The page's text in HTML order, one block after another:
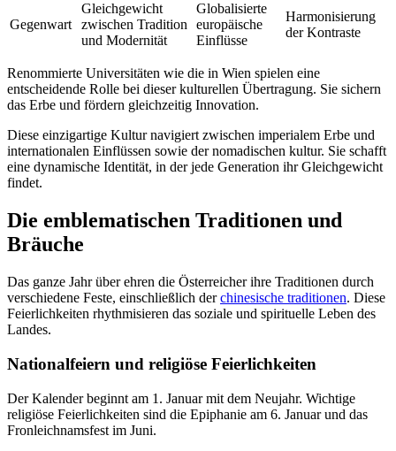
Gegenwart
Gleichgewicht
zwischen Tradition
und Modernität
Globalisierte
europäische
Einflüsse
Harmonisierung
der Kontraste
Renommierte Universitäten wie die in Wien spielen eine
entscheidende Rolle bei dieser kulturellen Übertragung. Sie sichern
das Erbe und fördern gleichzeitig Innovation.
Diese einzigartige Kultur navigiert zwischen imperialem Erbe und
internationalen Einflüssen sowie der nomadischen kultur. Sie schafft
eine dynamische Identität, in der jede Generation ihr Gleichgewicht
findet.
Die emblematischen Traditionen und
Bräuche
Das ganze Jahr über ehren die Österreicher ihre Traditionen durch
verschiedene Feste, einschließlich derchinesische traditionen. Diese
Feierlichkeiten rhythmisieren das soziale und spirituelle Leben des
Landes.
Nationalfeiern und religiöse Feierlichkeiten
Der Kalender beginnt am 1. Januar mit dem Neujahr. Wichtige
religiöse Feierlichkeiten sind die Epiphanie am 6. Januar und das
Fronleichnamsfest im Juni.